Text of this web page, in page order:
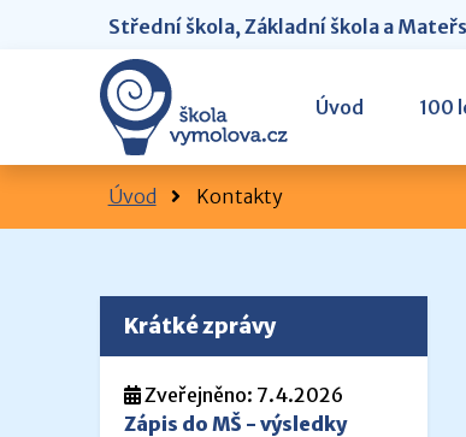
Střední škola, Základní škola a
Úvod 100
Úvod Kontakty
Krátké zprávy
Zveřejněno: 7.4.2026
Zápis do MŠ - výsledky